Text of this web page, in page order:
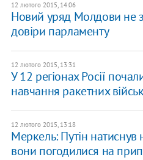
12 лютого 2015, 14:06
Новий уряд Молдови не
довіри парламенту
12 лютого 2015, 13:31
У 12 регіонах Росії
навчання ракетних військ
12 лютого 2015, 13:18
Меркель: Путін натиснув
вони погодилися на